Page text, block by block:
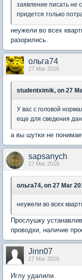
заявление писать не
придется только
неужели во всех
разорились.
ольга74
27 Mar 2016
studentximik, on 27
У вас с головой
еще для сведения
а вы шутки не
sapsanych
27 Mar 2016
ольга74, on 27 Mar
неужели во всех
Прослушку
проводки, наличие
Jinn07
27 Mar 2016
Иглу удалили.